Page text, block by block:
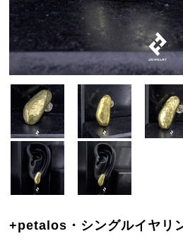
+petalos・シングルイヤリ